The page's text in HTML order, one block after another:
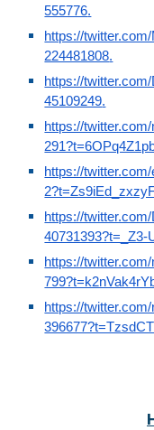
555776.
https://
224481808.
https://
45109249.
https://
https://
https://
https://
https://